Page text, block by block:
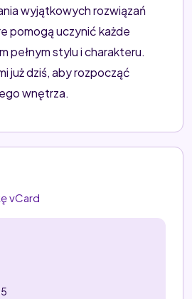
wyjątkowych rozwiązań
pomogą uczynić każde
pełnym stylu i charakteru.
już dziś, aby rozpocząć
wnętrza.
vCard